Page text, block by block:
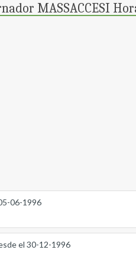
MASSACCESI
06-1996
el 30-12-1996